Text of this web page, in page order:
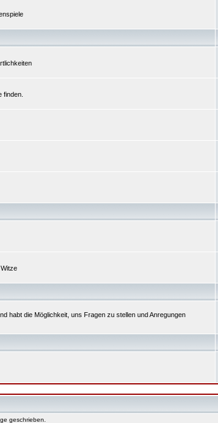
finden.
habt die Möglichkeit, uns Fragen zu stellen und Anregungen
geschrieben.